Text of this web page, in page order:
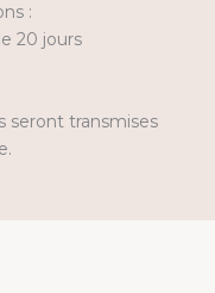
:
20 jours
seront transmises